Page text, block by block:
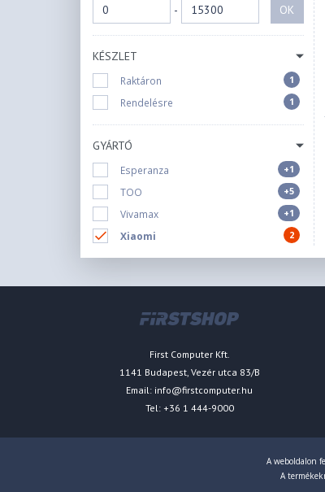
- OK
KÉSZLET
Raktáron 1
Rendelésre 1
GYÁRTÓ
Esperanza +1
TOO +5
Vivamax +1
Xiaomi 2
First Computer Kft.
1141 Budapest, Vezér utca 83/B
Email: info@firstcomputer.hu
Tel: +36 1 444-9000
A weboldalon
A